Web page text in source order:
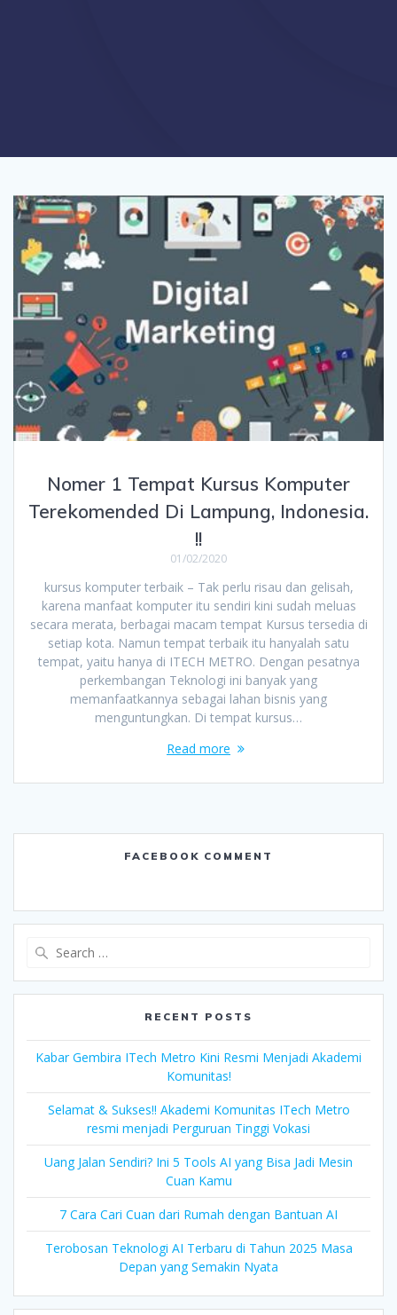
Nomer 1 Tempat Kursus Komputer
Terekomended Di Lampung, Indonesia.
!!
01/02/2020
kursus komputer terbaik – Tak perlu risau dan gelisah,
karena manfaat komputer itu sendiri kini sudah meluas
secara merata, berbagai macam tempat Kursus tersedia di
setiap kota. Namun tempat terbaik itu hanyalah satu
tempat, yaitu hanya di ITECH METRO. Dengan pesatnya
perkembangan Teknologi ini banyak yang
memanfaatkannya sebagai lahan bisnis yang
menguntungkan. Di tempat kursus…
Read more
FACEBOOK COMMENT
RECENT POSTS
Kabar Gembira ITech Metro Kini Resmi Menjadi Akademi
Komunitas!
Selamat & Sukses!! Akademi Komunitas ITech Metro
resmi menjadi Perguruan Tinggi Vokasi
Uang Jalan Sendiri? Ini 5 Tools AI yang Bisa Jadi Mesin
Cuan Kamu
7 Cara Cari Cuan dari Rumah dengan Bantuan AI
Terobosan Teknologi AI Terbaru di Tahun 2025 Masa
Depan yang Semakin Nyata